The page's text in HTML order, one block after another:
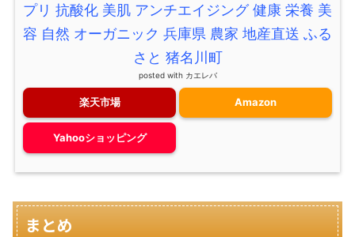
プリ 抗酸化 美肌 アンチエイジング 健康 栄養 美
容 自然 オーガニック 兵庫県 農家 地産直送 ふる
さと 猪名川町
posted with カエレバ
楽天市場 Amazon
Yahooショッピング
まとめ